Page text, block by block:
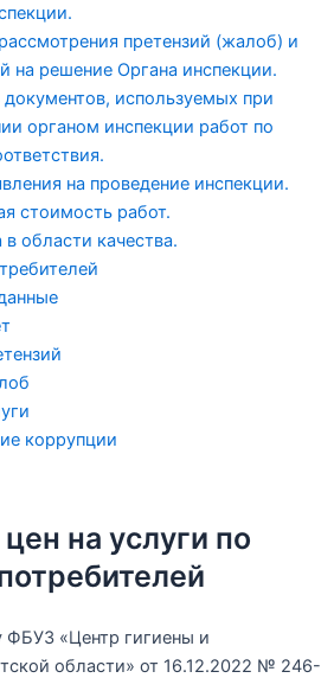
претензий (жалоб) и
на решение Органа инспекции.
документов, используемых при
органом инспекции работ по
на проведение инспекции.
стоимость работ.
области качества.
коррупции
на услуги по
«Центр гигиены и
области» от 16.12.2022 № 246-